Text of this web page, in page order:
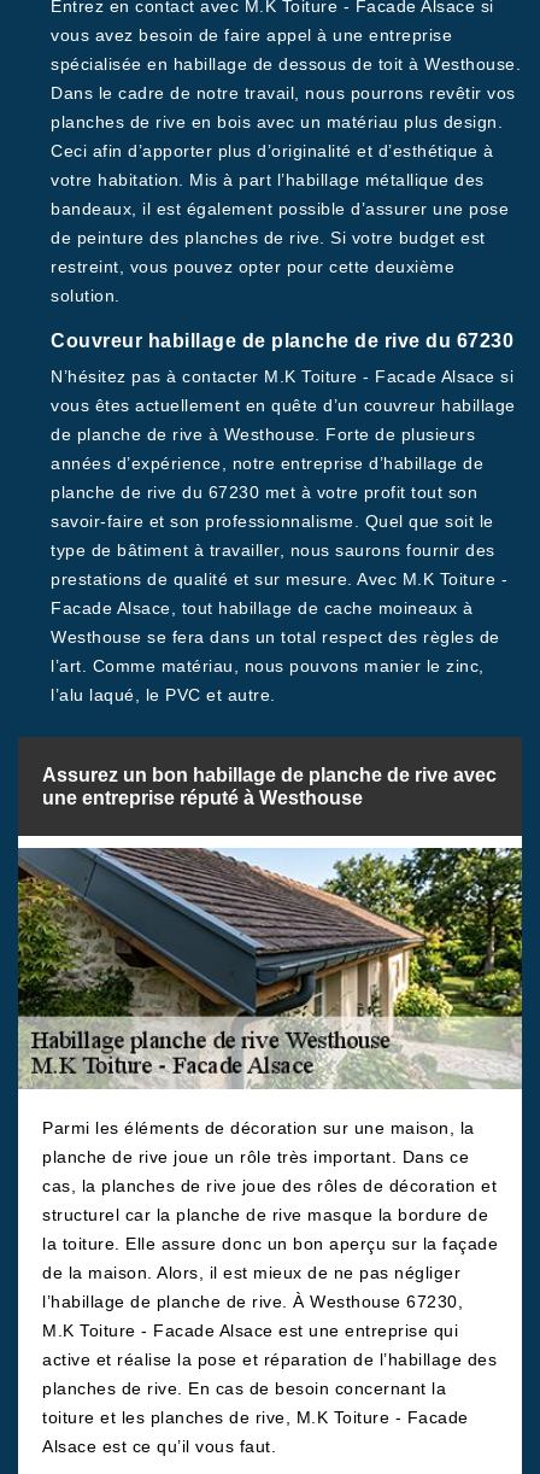
Entrez en contact avec M.K Toiture - Facade Alsace si
vous avez besoin de faire appel à une entreprise
spécialisée en habillage de dessous de toit à Westhouse.
Dans le cadre de notre travail, nous pourrons revêtir vos
planches de rive en bois avec un matériau plus design.
Ceci afin d’apporter plus d’originalité et d’esthétique à
votre habitation. Mis à part l’habillage métallique des
bandeaux, il est également possible d’assurer une pose
de peinture des planches de rive. Si votre budget est
restreint, vous pouvez opter pour cette deuxième
solution.
Couvreur habillage de planche de rive du 67230
N’hésitez pas à contacter M.K Toiture - Facade Alsace si
vous êtes actuellement en quête d’un couvreur habillage
de planche de rive à Westhouse. Forte de plusieurs
années d’expérience, notre entreprise d’habillage de
planche de rive du 67230 met à votre profit tout son
savoir-faire et son professionnalisme. Quel que soit le
type de bâtiment à travailler, nous saurons fournir des
prestations de qualité et sur mesure. Avec M.K Toiture -
Facade Alsace, tout habillage de cache moineaux à
Westhouse se fera dans un total respect des règles de
l’art. Comme matériau, nous pouvons manier le zinc,
l’alu laqué, le PVC et autre.
Assurez un bon habillage de planche de rive avec
une entreprise réputé à Westhouse
Parmi les éléments de décoration sur une maison, la
planche de rive joue un rôle très important. Dans ce
cas, la planches de rive joue des rôles de décoration et
structurel car la planche de rive masque la bordure de
la toiture. Elle assure donc un bon aperçu sur la façade
de la maison. Alors, il est mieux de ne pas négliger
l’habillage de planche de rive. À Westhouse 67230,
M.K Toiture - Facade Alsace est une entreprise qui
active et réalise la pose et réparation de l’habillage des
planches de rive. En cas de besoin concernant la
toiture et les planches de rive, M.K Toiture - Facade
Alsace est ce qu’il vous faut.